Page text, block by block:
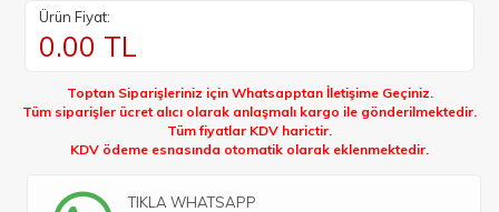
Ürün Fiyat:
0.00 TL
Toptan Siparişleriniz için Whatsapptan İletişime Geçiniz.
Tüm siparişler ücret alıcı olarak anlaşmalı kargo ile gönderilmektedir.
Tüm fiyatlar KDV harictir.
KDV ödeme esnasında otomatik olarak eklenmektedir.
TIKLA WHATSAPP